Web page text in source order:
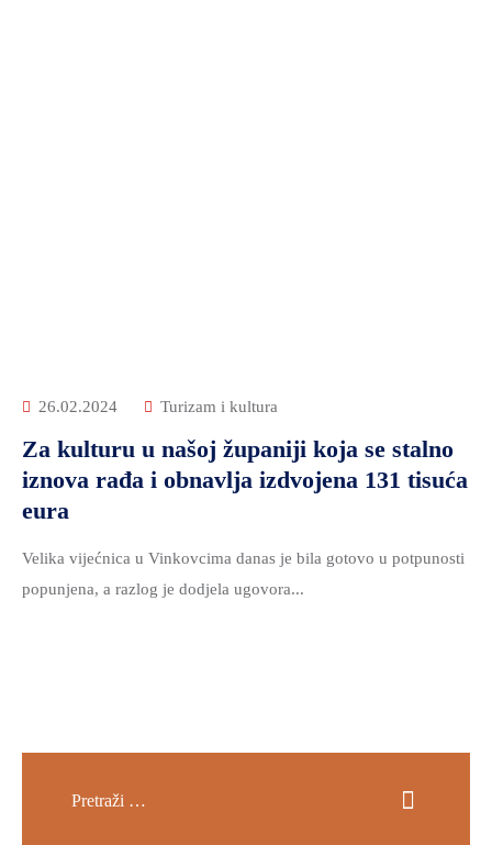
26.02.2024 Turizam i kultura
Za kulturu u našoj županiji koja se stalno
iznova rađa i obnavlja izdvojena 131 tisuća
eura
Velika vijećnica u Vinkovcima danas je bila gotovo u potpunosti
popunjena, a razlog je dodjela ugovora...